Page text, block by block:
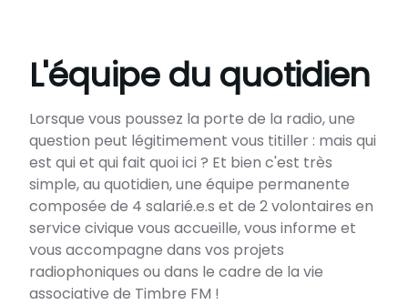
L'équipe du quotidien
Lorsque vous poussez la porte de la radio, une
question peut légitimement vous titiller : mais qui
est qui et qui fait quoi ici ? Et bien c'est très
simple, au quotidien, une équipe permanente
composée de 4 salarié.e.s et de 2 volontaires en
service civique vous accueille, vous informe et
vous accompagne dans vos projets
radiophoniques ou dans le cadre de la vie
associative de Timbre FM !